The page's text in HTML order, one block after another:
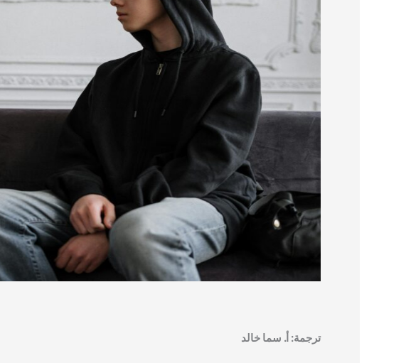
ترجمة: أ. سما خالد